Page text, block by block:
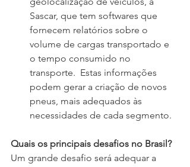
Sascar, que tem softwares que
fornecem relatórios sobre o
volume de cargas transportado e
o tempo consumido no
transporte.  Estas informações
podem gerar a criação de novos
pneus, mais adequados às
necessidades de cada segmento.
Quais os principais desafios no Brasil?
​​Um grande desafio será adequar a